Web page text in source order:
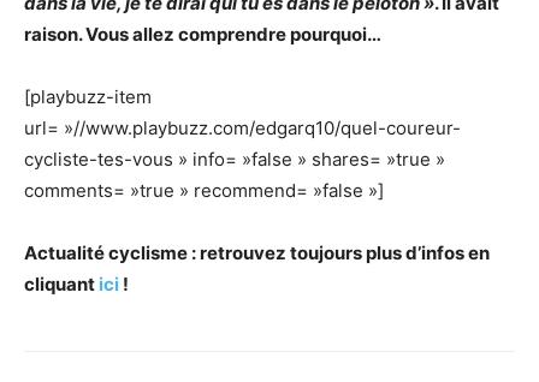
raison. Vous allez comprendrepourquoi…
[playbuzz-item
url= »//www.playbuzz.com/edgarq10/quel-coureur-
cycliste-tes-vous » info= »false » shares= »true »
comments= »true » recommend= »false »]
Actualité cyclisme : retrouvez toujours plus d’infos en
cliquant ici !